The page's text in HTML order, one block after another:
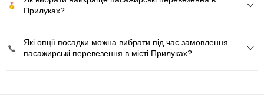
Прилуках?
Які опції посадки можна вибрати під час замовлення
пасажирські перевезення в місті Прилуках?